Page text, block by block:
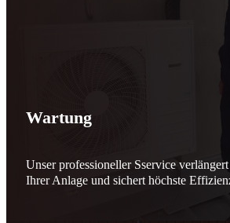
Wartung
Unser professioneller Sservice
Ihrer Anlage und sichert höchste